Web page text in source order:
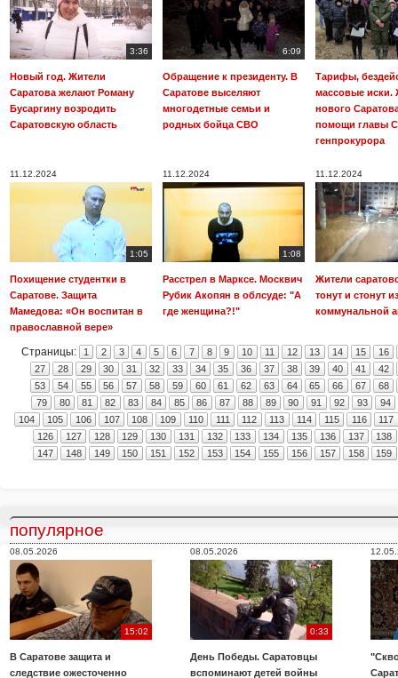
3:36
Новый год. Жители
Саратова желают Роману
Бусаргину возродить
Саратовскую область
6:09
Обращение к президенту. В
Саратове выселяют
многодетные семьи и
родных бойца СВО
Тарифы,
массовые иски.
нового
помощи главы
генпрокурора
11.12.2024
1:05
Похищение студентки в
Саратове. Защита
Мамедова: «Он воспитан в
православной вере»
11.12.2024
1:08
Расстрел в Марксе. Москвич
Рубик Акопян в облсуде: "А
где женщина?!"
11.12.2024
Жители
тонут и стонут
коммунальной
Страницы: 1 2 3 4 5 6 7 8 9 10 11 12 13 14 15
16
27
28 29 30 31 32 33 34 35 36 37 38 39 40 41
42
53
54 55 56 57 58 59 60 61 62 63 64 65 66 67
68
79
80 81 82 83 84 85 86 87 88 89 90 91 92 93
94
104
105 106 107 108 109 110 111 112 113 114 115 116
117
126
127 128 129 130 131 132 133 134 135 136 137
138
147
148 149 150 151 152 153 154 155 156 157 158 159
популярное
08.05.2026
15:02
В Саратове защита и
следствие ожесточенно
08.05.2026
0:33
День Победы. Саратовцы
вспоминают детей войны